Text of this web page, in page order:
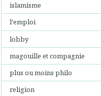
islamisme
l'emploi
lobby
magouille et compagnie
plus ou moins philo
religion